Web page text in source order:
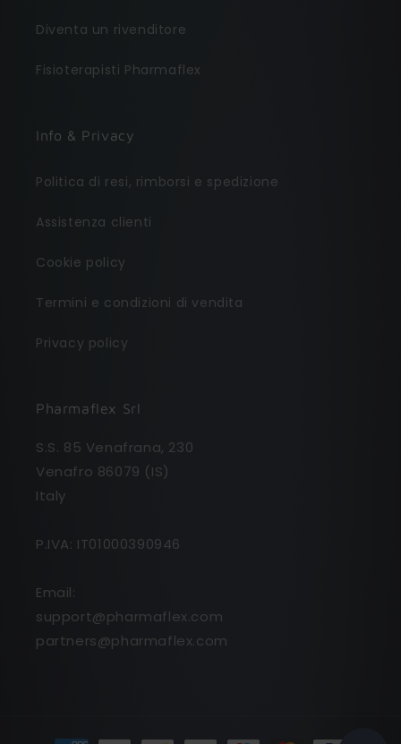
Come possiamo aiutarti?
Diventa un rivenditore
Fisioterapisti Pharmaflex
Info & Privacy
Politica di resi, rimborsi e spedizione
Assistenza clienti
Cookie policy
Termini e condizioni di vendita
Privacy policy
Pharmaflex Srl
S.S. 85 Venafrana, 230
Venafro 86079 (IS)
Italy
P.IVA: IT01000390946
Email:
support@pharmaflex.com
partners@pharmaflex.com